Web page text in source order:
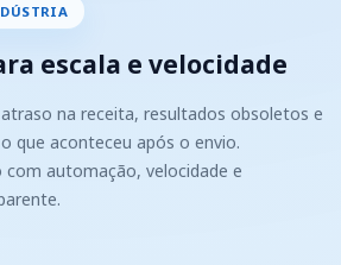
escala e velocidade
na receita, resultados obsoletos e
que aconteceu após o envio.
com automação, velocidade e